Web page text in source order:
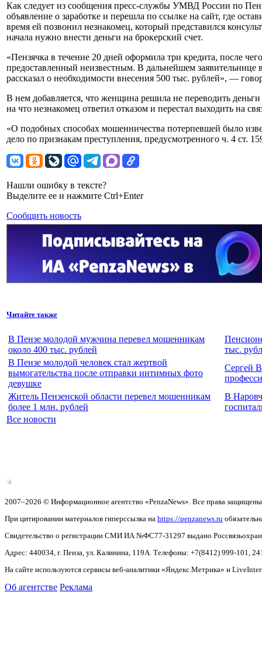
Как следует из сообщения пресс-службы УМВД России по
объявление о заработке и перешла по ссылке на сайт, где
время ей позвонил незнакомец, который представился
начала нужно внести деньги на брокерский счет.
«Пензячка в течение 20 дней оформила три кредита, после
предоставленный неизвестным. В дальнейшем заявительнице
рассказал о необходимости внесения 500 тыс. рублей», —
В нем добавляется, что женщина решила не переводить
на что незнакомец ответил отказом и перестал выходить на
«О подобных способах мошенничества потерпевшей было
дело по признакам преступления, предусмотренного ч. 4 ст.
Нашли ошибку в тексте?
Выделите ее и нажмите Ctrl+Enter
Сообщить новость
Читайте также
В Пензе молодой мужчина перевел мошенникам
около 400 тыс. рублей
тыс.
В Пензе молодой человек стал жертвой
вымогательства после отправки интимных фото
девушке
Сергей
Житель Пензенской области перевел мошенникам
более 1 млн. рублей
В
Все новости
2007–2026 © Информационное агентство «PenzaNews». Все права
При цитировании материалов гиперссылка на https://penzanews.ru
Свидетельство о регистрации СМИ ИА №ФС77-31297 выдано
Адрес: 440034, г. Пенза, ул. Калинина, 119А. Телефоны: +7(8412) 999-101,
На сайте используются сервисы веб-аналитики «Яндекс.Метрика» и
Об агентстве Реклама